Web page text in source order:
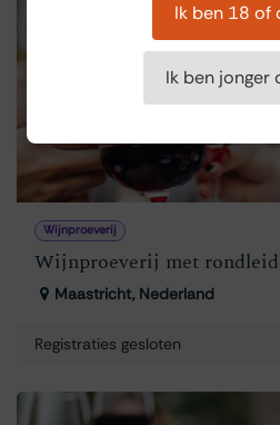
Wijnproeverij
Wijnproeverij met
Maastricht, Nederland
Registraties gesloten
Ik ben 18 of
Ik ben jonger